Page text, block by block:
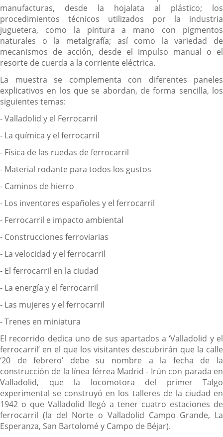
manufacturas, desde la hojalata al plástico; los
procedimientos técnicos utilizados por la industria
juguetera, como la pintura a mano con pigmentos
naturales o la metalgrafía; así como la variedad de
mecanismos de acción, desde el impulso manual o el
resorte de cuerda a la corriente eléctrica.
La muestra se complementa con diferentes paneles
explicativos en los que se abordan, de forma sencilla, los
siguientes temas:
- Valladolid y el Ferrocarril
- La química y el ferrocarril
- Física de las ruedas de ferrocarril
- Material rodante para todos los gustos
- Caminos de hierro
- Los inventores españoles y el ferrocarril
- Ferrocarril e impacto ambiental
- Construcciones ferroviarias
- La velocidad y el ferrocarril
- El ferrocarril en la ciudad
- La energía y el ferrocarril
- Las mujeres y el ferrocarril
- Trenes en miniatura
El recorrido dedica uno de sus apartados a ‘Valladolid y el
ferrocarril’ en el que los visitantes descubrirán que la calle
‘20 de febrero’ debe su nombre a la fecha de la
construcción de la línea férrea Madrid - Irún con parada en
Valladolid, que la locomotora del primer Talgo
experimental se construyó en los talleres de la ciudad en
1942 o que Valladolid llegó a tener cuatro estaciones de
ferrocarril (la del Norte o Valladolid Campo Grande, La
Esperanza, San Bartolomé y Campo de Béjar).